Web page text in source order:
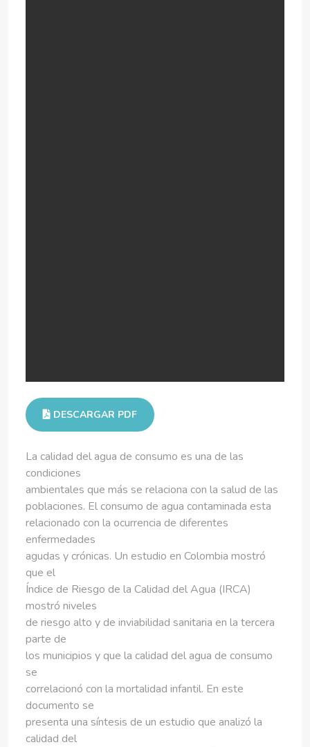
DESCARGAR PDF
La calidad del agua de consumo es una de las
condiciones
ambientales que más se relaciona con la salud de las
poblaciones. El consumo de agua contaminada esta
relacionado con la ocurrencia de diferentes
enfermedades
agudas y crónicas. Un estudio en Colombia mostró
que el
Índice de Riesgo de la Calidad del Agua (IRCA)
mostró niveles
de riesgo alto y de inviabilidad sanitaria en la tercera
parte de
los municipios y que la calidad del agua de consumo
se
correlacionó con la mortalidad infantil. En este
documento se
presenta una síntesis de un estudio que analizó la
calidad del